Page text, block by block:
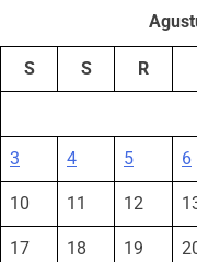
S S R
3 4 5 6
10 11 12
17 18 19